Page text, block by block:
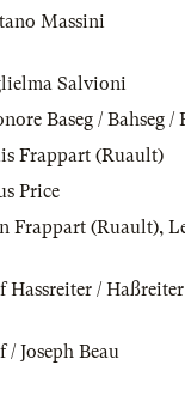
Massini
Salvioni
Baseg / Bahseg /
Frappart (Ruault)
Price
Frappart (Ruault),
Hassreiter / Haßreiter
/ Joseph Beau